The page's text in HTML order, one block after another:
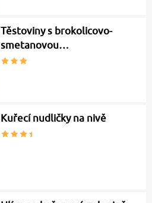
Těstoviny s brokolicovo-
smetanovou…
Kuřecí nudličky na nivě